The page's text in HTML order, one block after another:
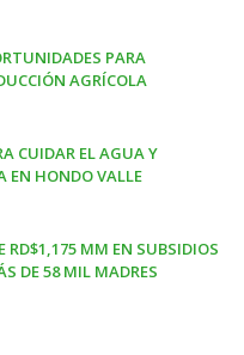
PARA
AGRÍCOLA
CUIDAR EL AGUA Y
EN HONDO VALLE
RD$1,175 MM EN SUBSIDIOS
DE 58 MIL MADRES